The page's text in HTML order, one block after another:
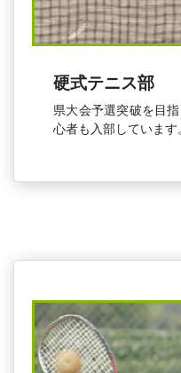
硬式テニス部
県大会予選突破を目
心者も入部しています